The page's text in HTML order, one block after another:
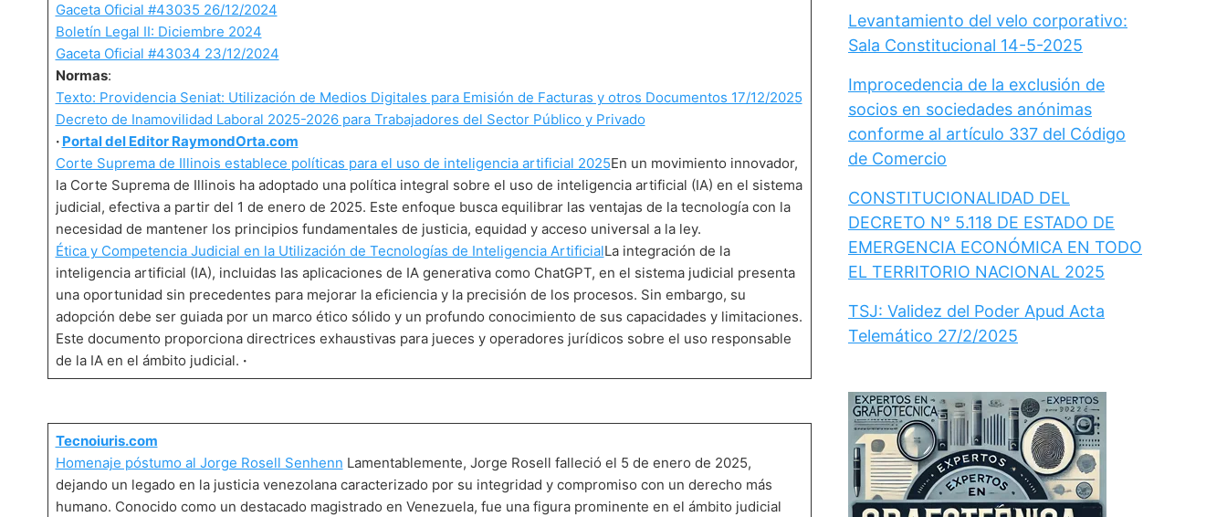
Gaceta Oficial #43035 26/12/2024
Boletín Legal II: Diciembre 2024
Gaceta Oficial #43034 23/12/2024
Normas:
Texto: Providencia Seniat: Utilización de Medios Digitales para Emisión de Facturas y otros Documentos 17/12/2025
Decreto de Inamovilidad Laboral 2025-2026 para Trabajadores del Sector Público y Privado
· Portal del Editor RaymondOrta.com
Corte Suprema de Illinois establece políticas para el uso de inteligencia artificial 2025En un movimiento innovador,
la Corte Suprema de Illinois ha adoptado una política integral sobre el uso de inteligencia artificial (IA) en el sistema
judicial, efectiva a partir del 1 de enero de 2025. Este enfoque busca equilibrar las ventajas de la tecnología con la
necesidad de mantener los principios fundamentales de justicia, equidad y acceso universal a la ley.
Ética y Competencia Judicial en la Utilización de Tecnologías de Inteligencia ArtificialLa integración de la
inteligencia artificial (IA), incluidas las aplicaciones de IA generativa como ChatGPT, en el sistema judicial presenta
una oportunidad sin precedentes para mejorar la eficiencia y la precisión de los procesos. Sin embargo, su
adopción debe ser guiada por un marco ético sólido y un profundo conocimiento de sus capacidades y limitaciones.
Este documento proporciona directrices exhaustivas para jueces y operadores jurídicos sobre el uso responsable
de la IA en el ámbito judicial. ·
Tecnoiuris.com
Homenaje póstumo al Jorge Rosell Senhenn Lamentablemente, Jorge Rosell falleció el 5 de enero de 2025,
dejando un legado en la justicia venezolana caracterizado por su integridad y compromiso con un derecho más
humano. Conocido como un destacado magistrado en Venezuela, fue una figura prominente en el ámbito judicial
Levantamiento del velo corporativo:
Sala Constitucional 14-5-2025
Improcedencia de la exclusión de
socios en sociedades anónimas
conforme al artículo 337 del Código
de Comercio
CONSTITUCIONALIDAD DEL
DECRETO N° 5.118 DE ESTADO DE
EMERGENCIA ECONÓMICA EN TODO
EL TERRITORIO NACIONAL 2025
TSJ: Validez del Poder Apud Acta
Telemático 27/2/2025